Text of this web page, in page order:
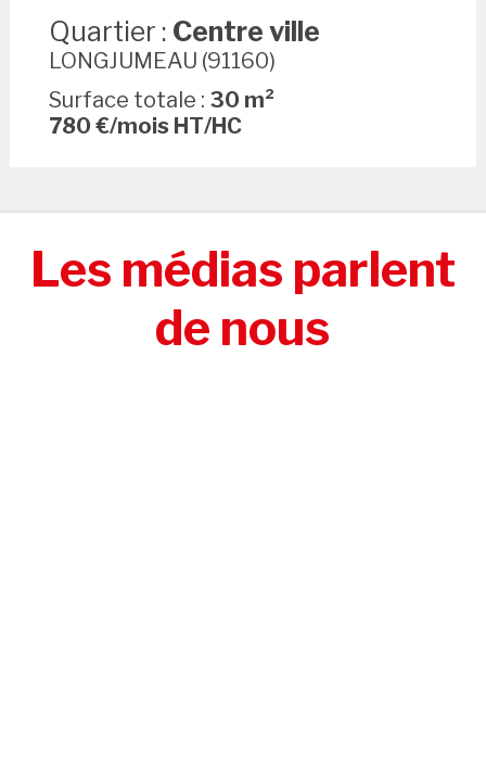
Quartier : Centre ville
LONGJUMEAU (91160)
Surface totale : 30 m²
780 €/mois HT/HC
Les médias parlent
de nous